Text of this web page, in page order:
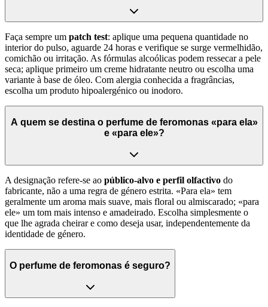
Faça sempre um patch test: aplique uma pequena quantidade no
interior do pulso, aguarde 24 horas e verifique se surge vermelhidão,
comichão ou irritação. As fórmulas alcoólicas podem ressecar a pele
seca; aplique primeiro um creme hidratante neutro ou escolha uma
variante à base de óleo. Com alergia conhecida a fragrâncias,
escolha um produto hipoalergénico ou inodoro.
A quem se destina o perfume de feromonas «para ela»
e «para ele»?
A designação refere-se ao público-alvo e perfil olfactivo do
fabricante, não a uma regra de género estrita. «Para ela» tem
geralmente um aroma mais suave, mais floral ou almiscarado; «para
ele» um tom mais intenso e amadeirado. Escolha simplesmente o
que lhe agrada cheirar e como deseja usar, independentemente da
identidade de género.
O perfume de feromonas é seguro?